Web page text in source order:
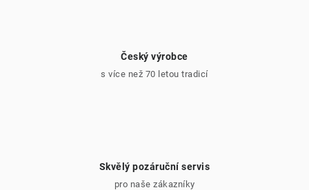
Český výrobce
s více než 70 letou tradicí
Skvělý pozáruční servis
pro naše zákazníky